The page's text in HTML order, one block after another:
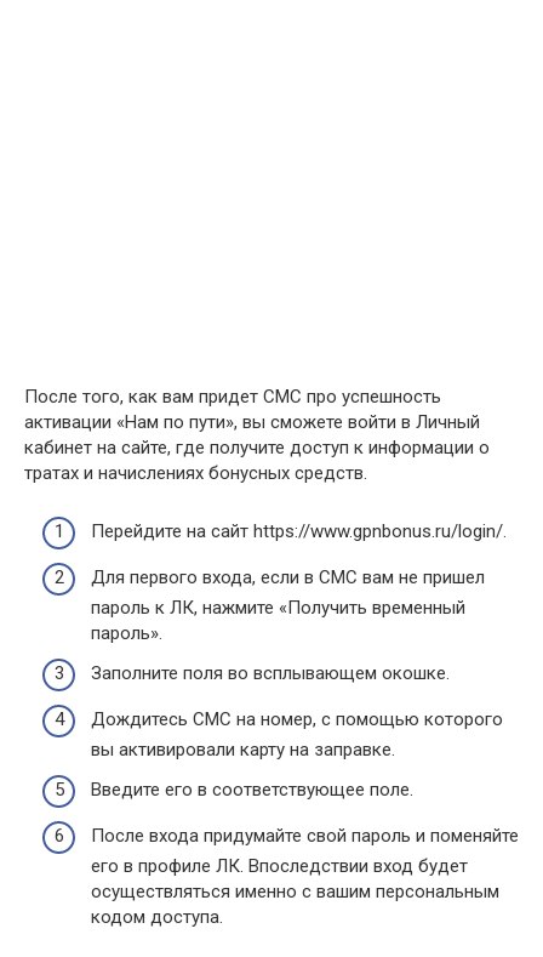
После того, как вам придет СМС про успешность
активации «Нам по пути», вы сможете войти в Личный
кабинет на сайте, где получите доступ к информации о
тратах и начислениях бонусных средств.
Перейдите на сайт https://www.gpnbonus.ru/login/.
Для первого входа, если в СМС вам не пришел
пароль к ЛК, нажмите «Получить временный
пароль».
Заполните поля во всплывающем окошке.
Дождитесь СМС на номер, с помощью которого
вы активировали карту на заправке.
Введите его в соответствующее поле.
После входа придумайте свой пароль и поменяйте
его в профиле ЛК. Впоследствии вход будет
осуществляться именно с вашим персональным
кодом доступа.